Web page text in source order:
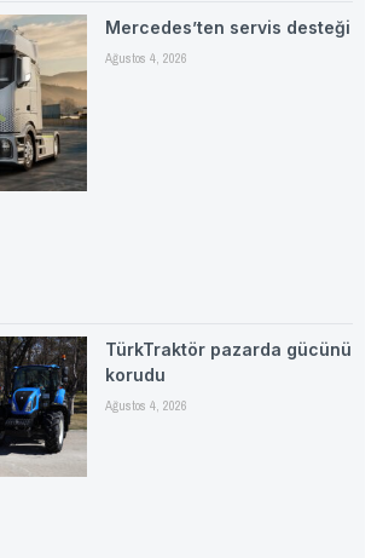
Mercedes’ten servis desteği
Ağustos 4, 2026
TürkTraktör pazarda gücünü
korudu
Ağustos 4, 2026